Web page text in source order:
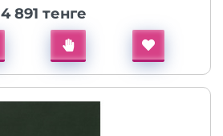
4 891 тенге